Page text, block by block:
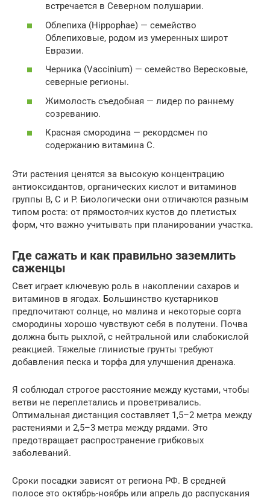
встречается в Северном полушарии.
Облепиха (Hippophae) — семейство
Облепиховые, родом из умеренных широт
Евразии.
Черника (Vaccinium) — семейство Вересковые,
северные регионы.
Жимолость съедобная — лидер по раннему
созреванию.
Красная смородина — рекордсмен по
содержанию витамина С.
Эти растения ценятся за высокую концентрацию
антиоксидантов, органических кислот и витаминов
группы B, C и P. Биологически они отличаются разным
типом роста: от прямостоячих кустов до плетистых
форм, что важно учитывать при планировании участка.
Где сажать и как правильно заземлить
саженцы
Свет играет ключевую роль в накоплении сахаров и
витаминов в ягодах. Большинство кустарников
предпочитают солнце, но малина и некоторые сорта
смородины хорошо чувствуют себя в полутени. Почва
должна быть рыхлой, с нейтральной или слабокислой
реакцией. Тяжелые глинистые грунты требуют
добавления песка и торфа для улучшения дренажа.
Я соблюдал строгое расстояние между кустами, чтобы
ветви не переплетались и проветривались.
Оптимальная дистанция составляет 1,5–2 метра между
растениями и 2,5–3 метра между рядами. Это
предотвращает распространение грибковых
заболеваний.
Сроки посадки зависят от региона РФ. В средней
полосе это октябрь-ноябрь или апрель до распускания